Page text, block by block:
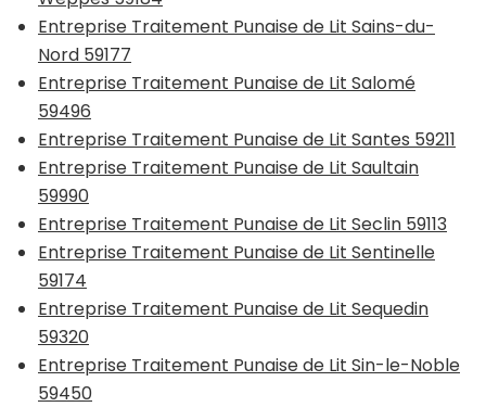
Entreprise Traitement Punaise de Lit Sains-du-
Nord 59177
Entreprise Traitement Punaise de Lit Salomé
59496
Entreprise Traitement Punaise de Lit Santes 59211
Entreprise Traitement Punaise de Lit Saultain
59990
Entreprise Traitement Punaise de Lit Seclin 59113
Entreprise Traitement Punaise de Lit Sentinelle
59174
Entreprise Traitement Punaise de Lit Sequedin
59320
Entreprise Traitement Punaise de Lit Sin-le-Noble
59450